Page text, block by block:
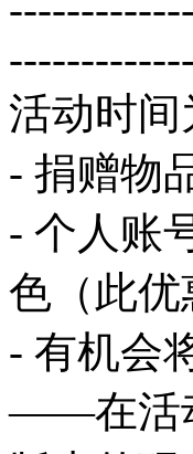
活动时间
- 捐赠物
- 个人账
色（此优
- 有机会
——在活